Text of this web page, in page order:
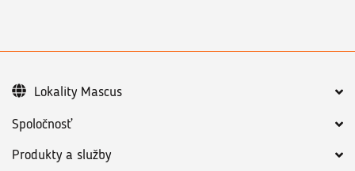
Spoločnosť
Produkty a služby
Lokality Mascus